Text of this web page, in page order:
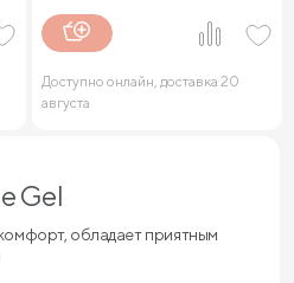
Доступно онлайн, доставка 20
августа
Gel
обладает приятным